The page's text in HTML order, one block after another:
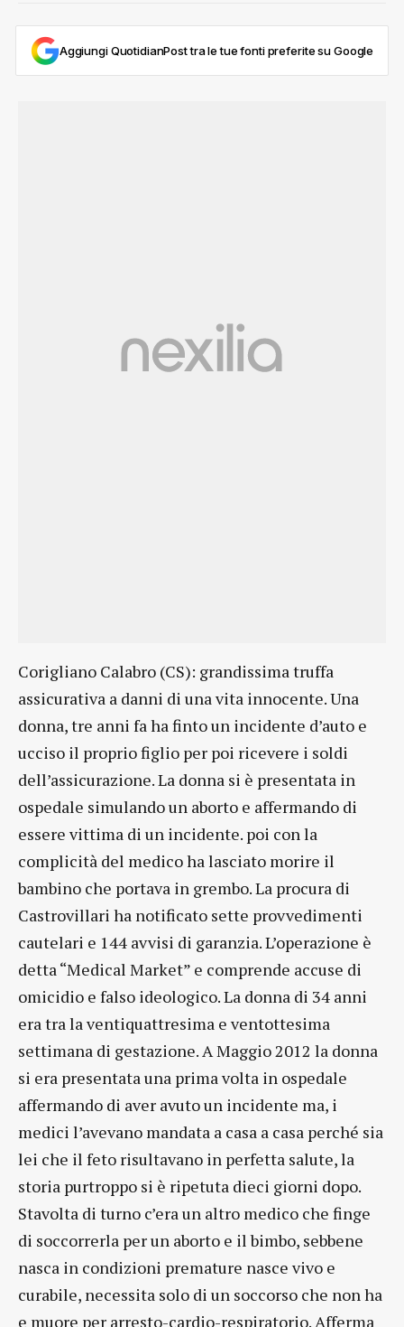
Aggiungi QuotidianPost tra le tue fonti preferite su Google
Corigliano Calabro (CS): grandissima truffa
assicurativa a danni di una vita innocente. Una
donna, tre anni fa ha finto un incidente d’auto e
ucciso il proprio figlio per poi ricevere i soldi
dell’assicurazione. La donna si è presentata in
ospedale simulando un aborto e affermando di
essere vittima di un incidente. poi con la
complicità del medico ha lasciato morire il
bambino che portava in grembo. La procura di
Castrovillari ha notificato sette provvedimenti
cautelari e 144 avvisi di garanzia. L’operazione è
detta “Medical Market” e comprende accuse di
omicidio e falso ideologico. La donna di 34 anni
era tra la ventiquattresima e ventottesima
settimana di gestazione. A Maggio 2012 la donna
si era presentata una prima volta in ospedale
affermando di aver avuto un incidente ma, i
medici l’avevano mandata a casa a casa perché sia
lei che il feto risultavano in perfetta salute, la
storia purtroppo si è ripetuta dieci giorni dopo.
Stavolta di turno c’era un altro medico che finge
di soccorrerla per un aborto e il bimbo, sebbene
nasca in condizioni premature nasce vivo e
curabile, necessita solo di un soccorso che non ha
e muore per arresto-cardio-respiratorio. Afferma